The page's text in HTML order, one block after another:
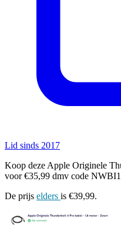
Lid sinds 2017
Koop deze Apple Originele
voor €35,99 dmv code
De prijs elders is €39,99.